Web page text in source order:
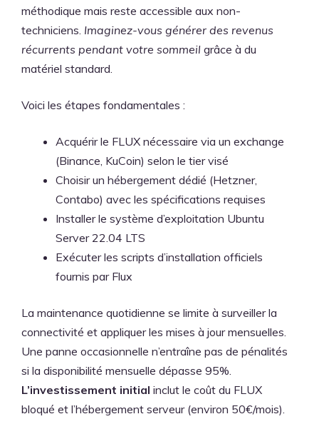
méthodique mais reste accessible aux non-
techniciens. Imaginez-vous générer des revenus
récurrents pendant votre sommeil grâce à du
matériel standard.
Voici les étapes fondamentales :
Acquérir le FLUX nécessaire via un exchange
(Binance, KuCoin) selon le tier visé
Choisir un hébergement dédié (Hetzner,
Contabo) avec les spécifications requises
Installer le système d’exploitation Ubuntu
Server 22.04 LTS
Exécuter les scripts d’installation officiels
fournis par Flux
La maintenance quotidienne se limite à surveiller la
connectivité et appliquer les mises à jour mensuelles.
Une panne occasionnelle n’entraîne pas de pénalités
si la disponibilité mensuelle dépasse 95%.
L’investissement initial inclut le coût du FLUX
bloqué et l’hébergement serveur (environ 50€/mois).